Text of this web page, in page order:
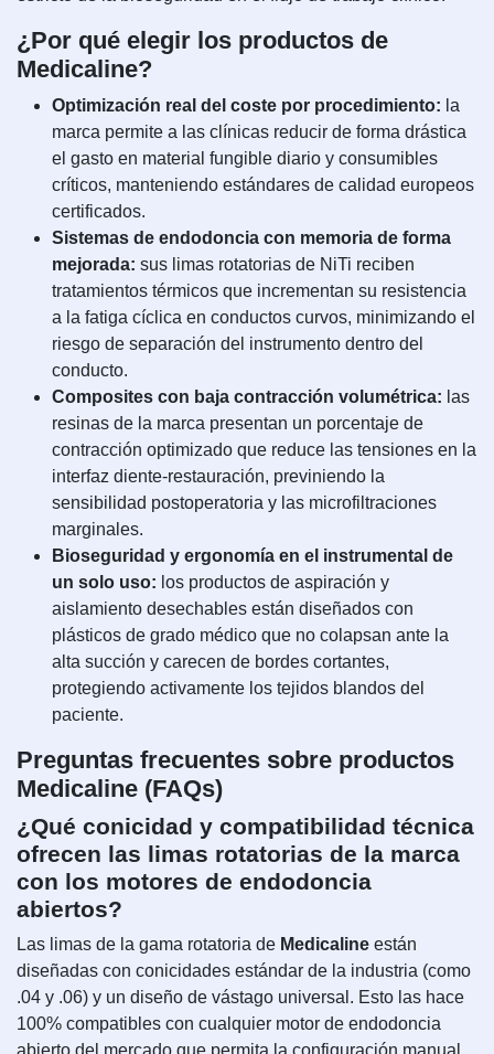
¿Por qué elegir los productos de
Medicaline?
Optimización real del coste por procedimiento: la
marca permite a las clínicas reducir de forma drástica
el gasto en material fungible diario y consumibles
críticos, manteniendo estándares de calidad europeos
certificados.
Sistemas de endodoncia con memoria de forma
mejorada: sus limas rotatorias de NiTi reciben
tratamientos térmicos que incrementan su resistencia
a la fatiga cíclica en conductos curvos, minimizando el
riesgo de separación del instrumento dentro del
conducto.
Composites con baja contracción volumétrica: las
resinas de la marca presentan un porcentaje de
contracción optimizado que reduce las tensiones en la
interfaz diente-restauración, previniendo la
sensibilidad postoperatoria y las microfiltraciones
marginales.
Bioseguridad y ergonomía en el instrumental de
un solo uso: los productos de aspiración y
aislamiento desechables están diseñados con
plásticos de grado médico que no colapsan ante la
alta succión y carecen de bordes cortantes,
protegiendo activamente los tejidos blandos del
paciente.
Preguntas frecuentes sobre productos
Medicaline (FAQs)
¿Qué conicidad y compatibilidad técnica
ofrecen las limas rotatorias de la marca
con los motores de endodoncia
abiertos?
Las limas de la gama rotatoria de Medicaline están
diseñadas con conicidades estándar de la industria (como
.04 y .06) y un diseño de vástago universal. Esto las hace
100% compatibles con cualquier motor de endodoncia
abierto del mercado que permita la configuración manual